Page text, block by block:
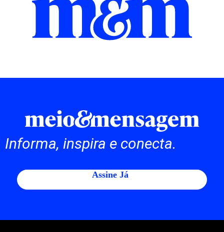
Informa, inspira e conecta.
Assine Já